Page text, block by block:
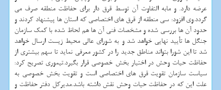
عرضه دارد. و مابه التفاوت آن توسط قرق دار برای حفاظت منطقه صرف می
گردد.وی افزود: سی منطقه از قرق های اختصاصی كه استان ها پیشنهاد كردند و
حدود آن ها بررسی شده و مشخصات فنی آن ها هم لحاظ شده با كمك سازمان
جنگل ها تأیید نهایی خواهد شد و به شورای عالی محیط زیست ارسال خواهد
شد تا این شورا بتواند مناطق جدید را در كشور معرفی نماید تا سهم بیشتری از
حفاظت حیات وحش در اختیار بخش خصوصی قرار بگیرد.تیموری تصریح كرد:
سیاست سازمان تقویت قرق های اختصاصی است و تقویت بخش خصوصی به
علت این كه در حفاظت حیات وحش نقش داشته باشد.مدیركل دفتر حفاظت و